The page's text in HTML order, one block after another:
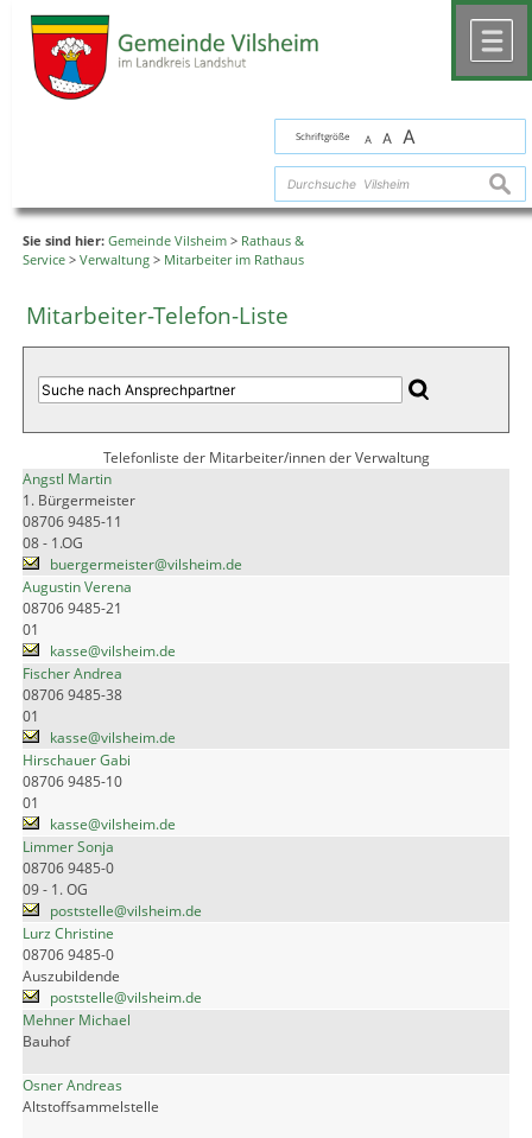
Schriftgröße A A A
Sie sind hier: Gemeinde Vilsheim > Rathaus &
Service > Verwaltung > Mitarbeiter im Rathaus
Mitarbeiter-Telefon-Liste
Telefonliste der Mitarbeiter/innen der Verwaltung
Angstl Martin
1. Bürgermeister
08706 9485-11
08 - 1.OG
buergermeister@vilsheim.de
Augustin Verena
08706 9485-21
01
kasse@vilsheim.de
Fischer Andrea
08706 9485-38
01
kasse@vilsheim.de
Hirschauer Gabi
08706 9485-10
01
kasse@vilsheim.de
Limmer Sonja
08706 9485-0
09 - 1. OG
poststelle@vilsheim.de
Lurz Christine
08706 9485-0
Auszubildende
poststelle@vilsheim.de
Mehner Michael
Bauhof
Osner Andreas
Altstoffsammelstelle